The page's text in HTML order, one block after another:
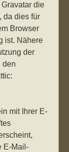
die
da dies für
Browser
ist. Nähere
der
den
mit Ihrer E-
E-Mail-